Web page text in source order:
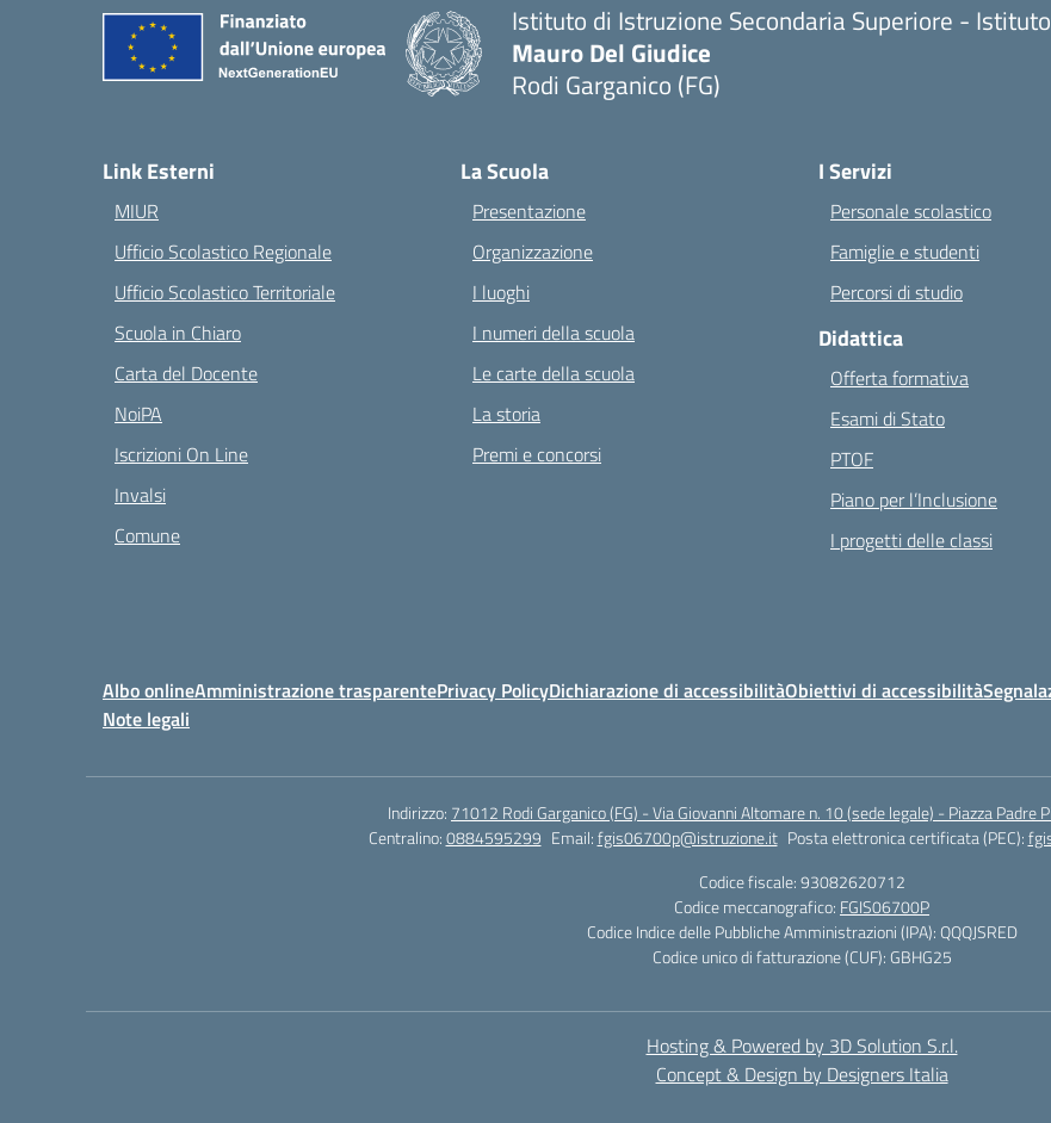
Istituto di Istruzione Secondaria Superiore -
Mauro Del Giudice
Rodi Garganico (FG)
Link Esterni
MIUR
Ufficio Scolastico Regionale
Ufficio Scolastico Territoriale
Scuola in Chiaro
Carta del Docente
NoiPA
Iscrizioni On Line
Invalsi
Comune
La Scuola
Presentazione
Organizzazione
I luoghi
I numeri della scuola
Le carte della scuola
La storia
Premi e concorsi
I Servizi
Personale scolastico
Famiglie e studenti
Percorsi di studio
Didattica
Offerta formativa
Esami di Stato
PTOF
Piano per l’Inclusione
I progetti delle classi
Albo onlineAmministrazione trasparentePrivacy PolicyDichiarazione di accessibilitàObiettivi di accessibilità
Note legali
Indirizzo: 71012 Rodi Garganico (FG) - Via Giovanni Altomare n. 10 (sede legale) - Piazza Padre
Centralino:0884595299 Email:fgis06700p@istruzione.it Posta elettronica certificata (PEC):
Codice fiscale: 93082620712
Codice meccanografico: FGIS06700P
Codice Indice delle Pubbliche Amministrazioni (IPA): QQQJSRED
Codice unico di fatturazione (CUF): GBHG25
Hosting & Powered by 3D Solution S.r.l.
Concept & Design by Designers Italia